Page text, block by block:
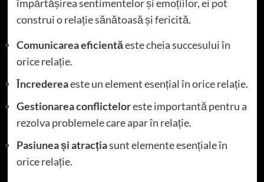
împărtășirea sentimentelor și emoțiilor, ei pot
construi o relație sănătoasă și fericită.
Comunicarea eficientăeste cheia succesului în
orice relație.
Încredereaeste un element esențial în orice relație.
Gestionarea conflicteloreste importantă pentru a
rezolva problemele care apar în relație.
Pasiunea și atracțiasunt elemente esențiale în
orice relație.